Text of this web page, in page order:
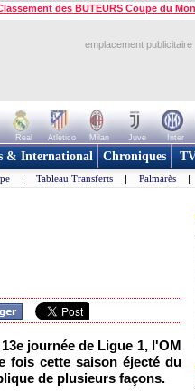
des BUTEURS Coupe du
emplacement publicitaire
Real Atletico Milan Juve Inter
& International Chroniques
| Tableau Transferts | Palmarès |
journée de Ligue 1, l'OM
fois cette saison éjecté du
de plusieurs façons.